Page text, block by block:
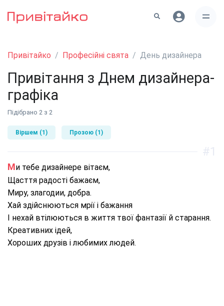
Привітайко Професійні свята День дизайнера
Привітання з Днем дизайнера-
графіка
Підібрано 2 з 2
Віршем (1) Прозою (1)
Ми тебе дизайнере вітаєм,
Щасття радості бажаєм,
Миру, злагодии, добра.
Хай здійснюються мрії і бажання
І нехай втілюються в життя твої фантазії й старання.
Креативних ідей,
Хороших друзів і любимих людей.
#1